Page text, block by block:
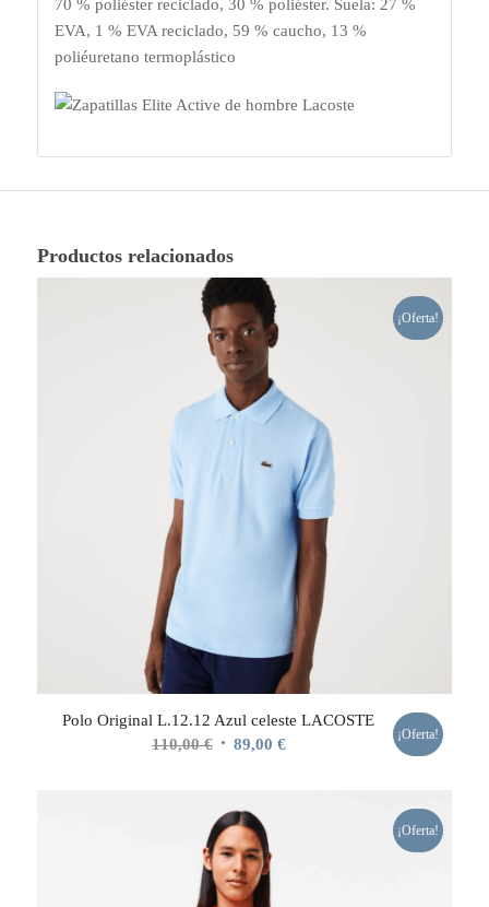
70 % poliéster reciclado, 30 % poliéster. Suela: 27 %
EVA, 1 % EVA reciclado, 59 % caucho, 13 %
poliéuretano termoplástico
Productos relacionados
¡Oferta!
Polo Original L.12.12 Azul celeste LACOSTE
110,00€ El
era:
110,00 €.
89,00 €El
¡Oferta!
¡Oferta!